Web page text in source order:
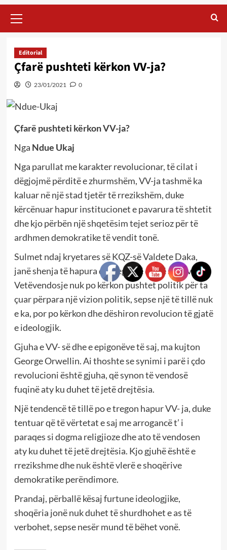
Menu
Editorial
Çfarë pushteti kërkon VV-ja?
23/01/2021 0
Çfarë pushteti kërkon VV-ja?
Nga Ndue Ukaj
Nga parullat me karakter revolucionar, të cilat i
dëgjojmë përditë e zhurmshëm, VV-ja tashmë ka
kaluar në një stad tjetër të rrezikshëm, duke
kërcënuar hapur institucionet e pavarura të shtetit
dhe kjo përbën një shqetësim tejet serioz për të
ardhmen demokratike të vendit tonë.
Sulmet ndaj kryetares së KQZ-së Valdete Daka,
janë shenja të hapura që tregojnë qartë se Lëvizja
Vetëvendosje nuk po kërkon pushtet politik për ta
çuar përpara një vizion politik, sepse një të tillë nuk
e ka, por po kërkon dhe dëshiron revolucion të gjatë
e ideologjik.
Gjuha e VV- së dhe e epigonëve të saj, ma kujton
George Orwellin. Ai thoshte se synimi i parë i çdo
revolucioni është gjuha, që synon të vendosë
fuqinë aty ku duhet të jetë drejtësia.
Një tendencë të tillë po e tregon hapur VV- ja, duke
tentuar që të vërtetat e saj me arrogancë t’ i
paraqes si dogma religjioze dhe ato të vendosen
aty ku duhet të jetë drejtësia. Kjo gjuhë është e
rrezikshme dhe nuk është vlerë e shoqërive
demokratike perëndimore.
Prandaj, përballë kësaj furtune ideologjike,
shoqëria jonë nuk duhet të shurdhohet e as të
verbohet, sepse nesër mund të bëhet vonë.